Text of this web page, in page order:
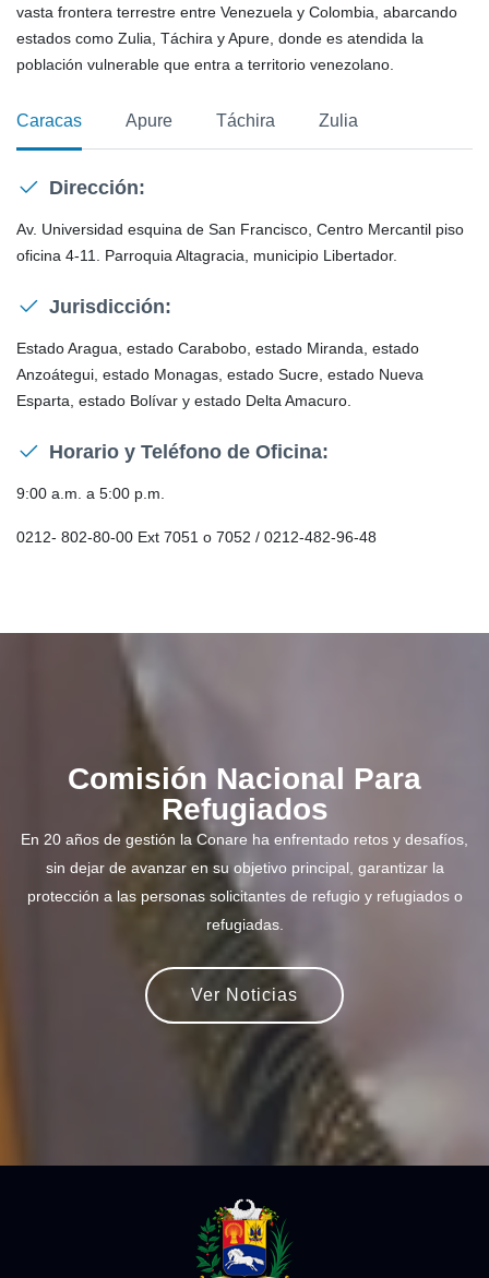
vasta frontera terrestre entre Venezuela y Colombia, abarcando
estados como Zulia, Táchira y Apure, donde es atendida la
población vulnerable que entra a territorio venezolano.
Caracas Apure Táchira Zulia
Dirección:
Av. Universidad esquina de San Francisco, Centro Mercantil piso
oficina 4-11. Parroquia Altagracia, municipio Libertador.
Jurisdicción:
Estado Aragua, estado Carabobo, estado Miranda, estado
Anzoátegui, estado Monagas, estado Sucre, estado Nueva
Esparta, estado Bolívar y estado Delta Amacuro.
Horario y Teléfono de Oficina:
9:00 a.m. a 5:00 p.m.
0212- 802-80-00 Ext 7051 o 7052 / 0212-482-96-48
Comisión Nacional Para
Refugiados
En 20 años de gestión la Conare ha enfrentado retos y desafíos,
sin dejar de avanzar en su objetivo principal, garantizar la
protección a las personas solicitantes de refugio y refugiados o
refugiadas.
Ver Noticias